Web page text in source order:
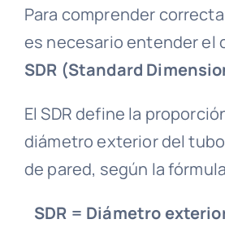
Para comprender
es necesario entender el
SDR (Standard
El SDR define la
diámetro exterior del
de pared, según la
SDR = Diámetro